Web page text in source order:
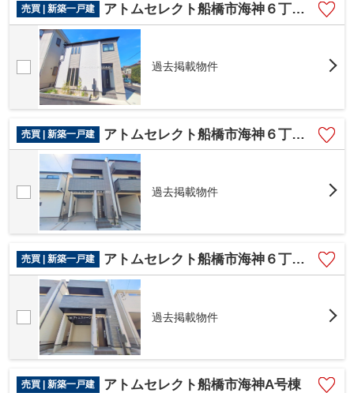
売買 | 新築一戸建 アトムセレクト船橋市海神６丁目 3号棟
過去掲載物件
売買 | 新築一戸建 アトムセレクト船橋市海神６丁目 2号棟
過去掲載物件
売買 | 新築一戸建 アトムセレクト船橋市海神６丁目 １号棟
過去掲載物件
売買 | 新築一戸建 アトムセレクト船橋市海神A号棟